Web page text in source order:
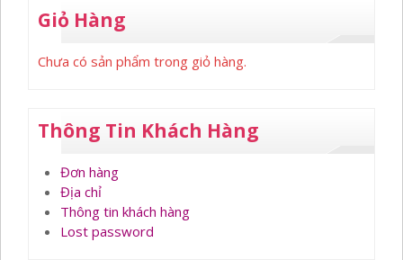
Giỏ Hàng
Chưa có sản phẩm trong giỏ hàng.
Thông Tin Khách Hàng
Đơn hàng
Địa chỉ
Thông tin khách hàng
Lost password